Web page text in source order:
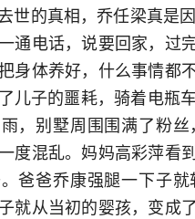
世的真相，乔任梁真是
通电话，说要回家，过
身体养好，什么事情都
儿子的噩耗，骑着电瓶
，别墅周围围满了粉
度混乱。妈妈高彩萍看
爸爸乔康强腿一下子
就从当初的婴孩，变成